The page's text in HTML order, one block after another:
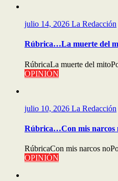
julio 14, 2026 La Redacción
Rúbrica…La muerte del
RúbricaLa muerte del
OPINIÓN
julio 10, 2026 La Redacción
Rúbrica…Con mis narcos
RúbricaCon mis narcos
OPINIÓN